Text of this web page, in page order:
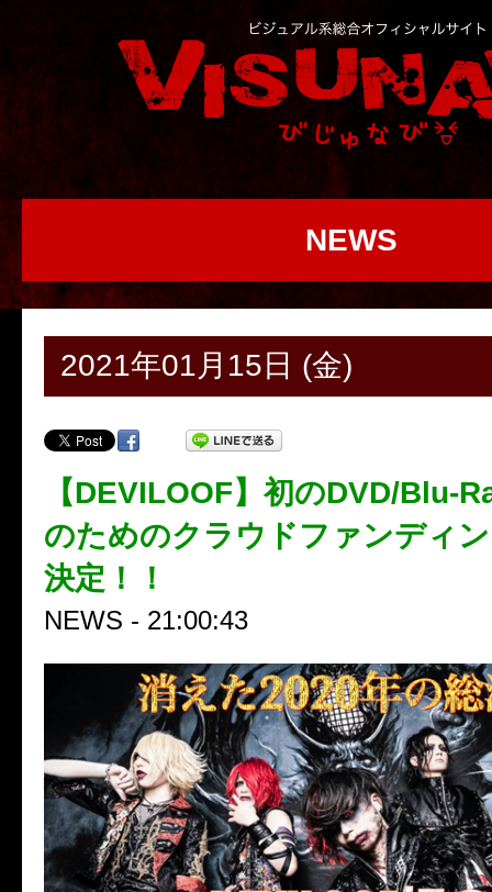
NEWS
2021年01月15日 (金)
【DEVILOOF】初のDVD/Blu-
のためのクラウドファンディ
決定！！
NEWS - 21:00:43